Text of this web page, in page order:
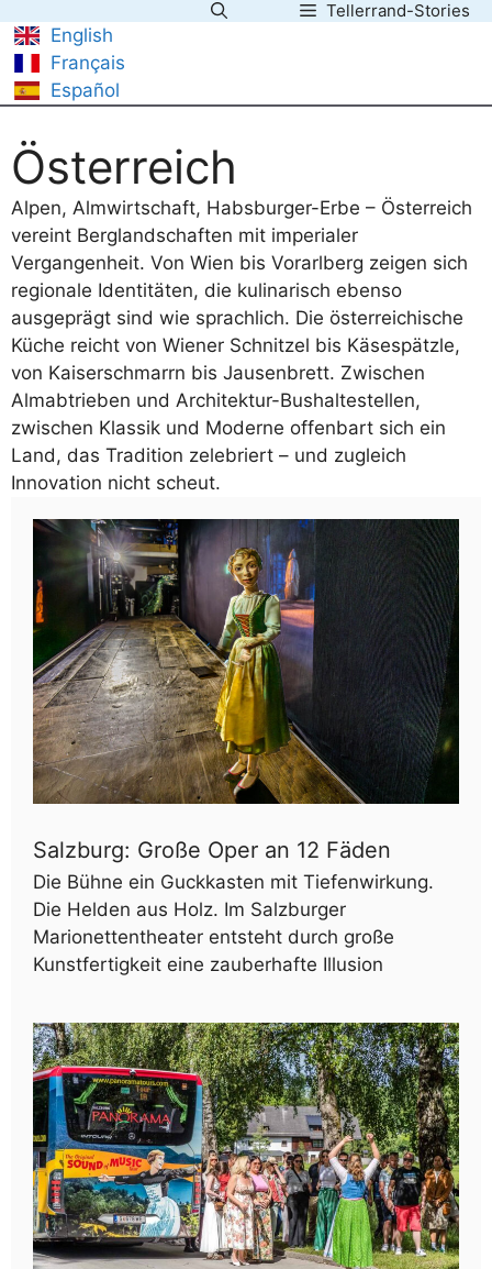
Inhalt
springen
Tellerrand-Stories
English
Français
Español
Österreich
Alpen, Almwirtschaft, Habsburger-Erbe – Österreich
vereint Berglandschaften mit imperialer
Vergangenheit. Von Wien bis Vorarlberg zeigen sich
regionale Identitäten, die kulinarisch ebenso
ausgeprägt sind wie sprachlich. Die österreichische
Küche reicht von Wiener Schnitzel bis Käsespätzle,
von Kaiserschmarrn bis Jausenbrett. Zwischen
Almabtrieben und Architektur-Bushaltestellen,
zwischen Klassik und Moderne offenbart sich ein
Land, das Tradition zelebriert – und zugleich
Innovation nicht scheut.
Salzburg: Große Oper an 12 Fäden
Die Bühne ein Guckkasten mit Tiefenwirkung.
Die Helden aus Holz. Im Salzburger
Marionettentheater entsteht durch große
Kunstfertigkeit eine zauberhafte Illusion